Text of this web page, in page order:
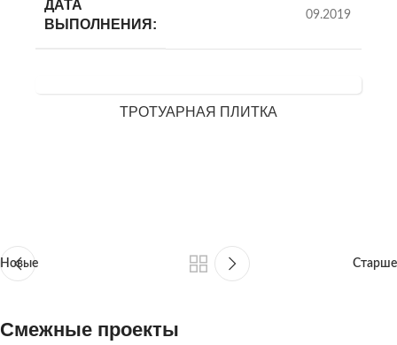
ДАТА
ВЫПОЛНЕНИЯ:
09.2019
ТРОТУАРНАЯ ПЛИТКА
Новые Старше
Смежные проекты